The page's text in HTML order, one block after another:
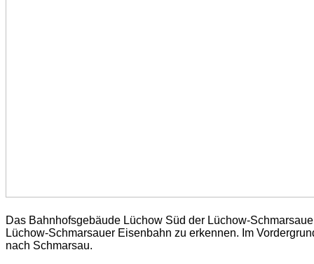
Das Bahnhofsgebäude Lüchow Süd der Lüchow-
Lüchow-Schmarsauer Eisenbahn zu erkennen. Im
nach Schmarsau.